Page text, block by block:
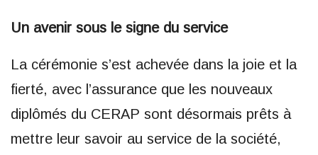
Un avenir sous le signe du service
La cérémonie s’est achevée dans la joie et la
fierté, avec l’assurance que les nouveaux
diplômés du CERAP sont désormais prêts à
mettre leur savoir au service de la société,